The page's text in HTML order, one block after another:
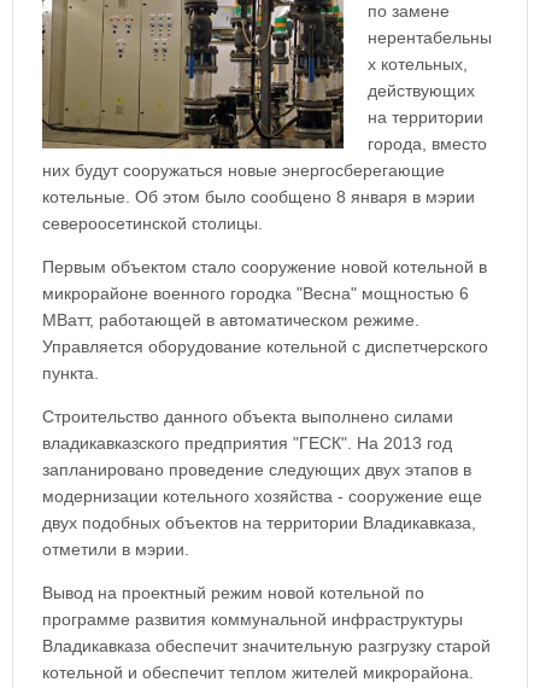
по замене
нерентабельны
х котельных,
действующих
на территории
города, вместо
них будут сооружаться новые энергосберегающие
котельные. Об этом было сообщено 8 января в мэрии
североосетинской столицы.
Первым объектом стало сооружение новой котельной в
микрорайоне военного городка "Весна" мощностью 6
МВатт, работающей в автоматическом режиме.
Управляется оборудование котельной с диспетчерского
пункта.
Строительство данного объекта выполнено силами
владикавказского предприятия "ГЕСК". На 2013 год
запланировано проведение следующих двух этапов в
модернизации котельного хозяйства - сооружение еще
двух подобных объектов на территории Владикавказа,
отметили в мэрии.
Вывод на проектный режим новой котельной по
программе развития коммунальной инфраструктуры
Владикавказа обеспечит значительную разгрузку старой
котельной и обеспечит теплом жителей микрорайона.